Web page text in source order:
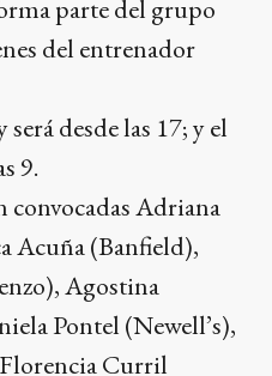
parte del grupo
del entrenador
desde las 17; y el
9.
convocadas Adriana
Acuña (Banfield),
Agostina
Pontel (Newell’s),
Curril